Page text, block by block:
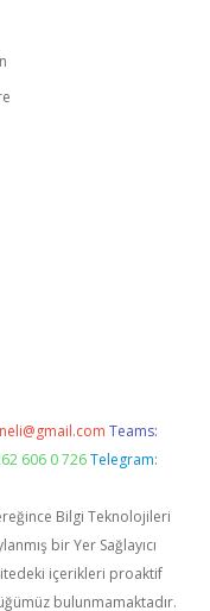
Teams:
606 0 726 Telegram:
Bilgi Teknolojileri
bir Yer Sağlayıcı
içerikleri proaktif
bulunmamaktadır.